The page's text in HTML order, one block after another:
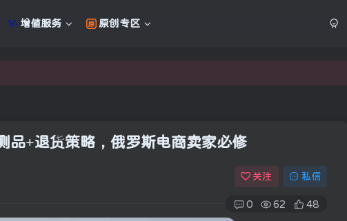
增值服务 原创专区
品+退货策略，俄罗斯电商卖家必修
关注 私信
0 62 48